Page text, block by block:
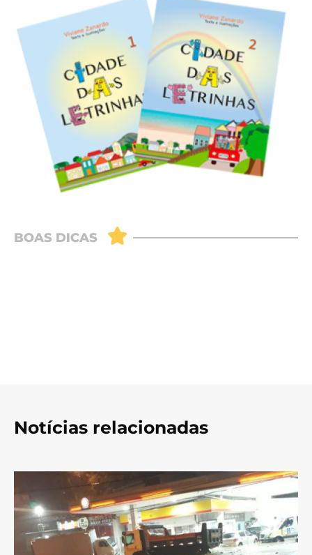
Notícias relacionadas